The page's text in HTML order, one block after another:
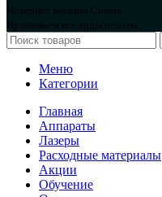
Интернет магазин Cosmo
Принимаем все виды оплаты.
Меню
Категории
Главная
Аппараты
Лазеры
Расходные материалы
Акции
Обучение